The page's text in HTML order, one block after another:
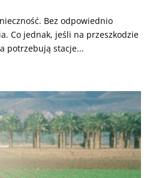
Bez odpowiednio
Co jednak, jeśli na przeszkodzie
potrzebują stacje...